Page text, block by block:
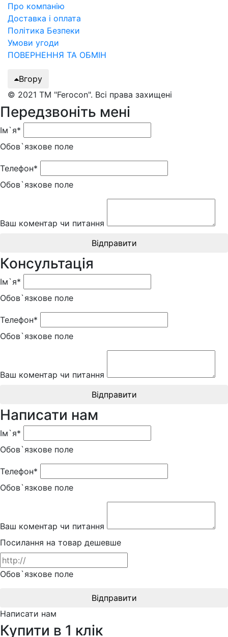
Про компанію
Доставка і оплата
Політика Безпеки
Умови угоди
ПОВЕРНЕННЯ ТА ОБМІН
Вгору
© 2021 ТМ "Ferocon". Всі права захищені
Передзвоніть мені
Ім`я*
Обов`язкове поле
Телефон*
Обов`язкове поле
Ваш коментар чи питання
Відправити
Консультація
Ім`я*
Обов`язкове поле
Телефон*
Обов`язкове поле
Ваш коментар чи питання
Відправити
Написати нам
Ім`я*
Обов`язкове поле
Телефон*
Обов`язкове поле
Ваш коментар чи питання
Посилання на товар дешевше
Обов`язкове поле
Відправити
Написати нам
Купити в 1 клік